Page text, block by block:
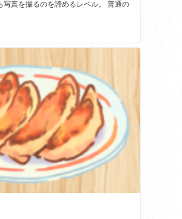
写真を撮るのを諦めるレベル。 普通の